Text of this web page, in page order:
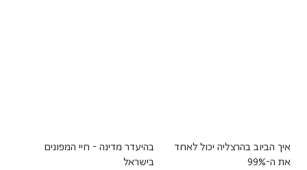
איך הביוב בהרצליה יכול לאחד
את ה-99%
בהיעדר מדינה - חיי המפונים
בישראל